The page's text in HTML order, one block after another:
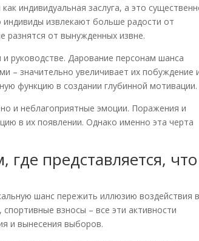
индивидуальная заслуга, а это
извлекают больше радости от
разнятся от вынужденных извне.
руководстве. Дарование персонам шанса
– значительно увеличивает их побуждение
функцию в создании глубинной мотивации.
и неблагоприятные эмоции. Поражения и
в их появлении. Однако именно эта черта
где представляется, что
шанс пережить иллюзию воздействия
взносы – все эти активности
и вынесения выборов.